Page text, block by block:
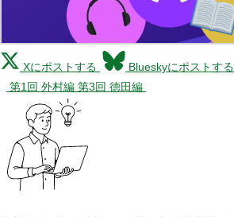
Xにポストする
Blueskyにポストする
第1回 外村編 第3回 德田編